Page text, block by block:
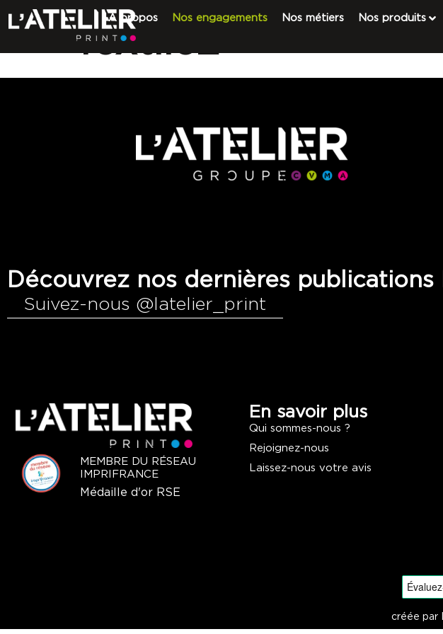
A propos Nos engagements Nos métiers Nos produits
Textile2
Découvrez nos dernières publications
Suivez-nous @latelier_print
MEMBRE DU RÉSEAU
IMPRIFRANCE
Médaille d'or RSE
En savoir plus
Qui sommes-nous ?
Rejoignez-nous
Laissez-nous votre avis
créée par